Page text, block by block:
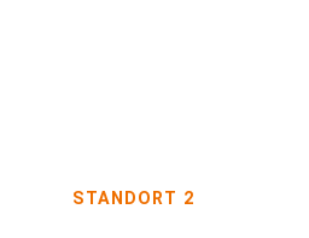
STANDORT 2